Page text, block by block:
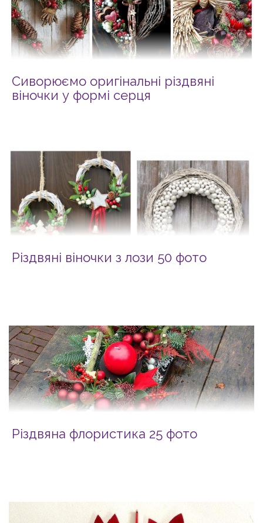
Сиворюємо оригінальні різдвяні
віночки у формі серця
Різдвяні віночки з лози 50 фото
Різдвяна флористика 25 фото